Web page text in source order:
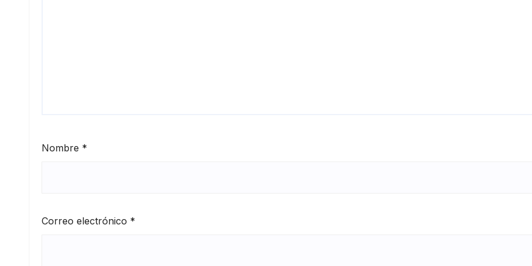
Nombre *
Correo electrónico *